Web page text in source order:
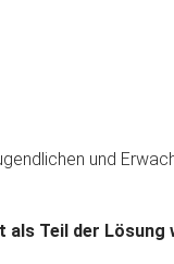
und
Teil der Lösung